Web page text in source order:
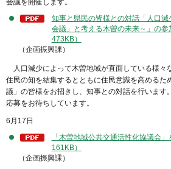
知事と県民の皆様との対話「人口
会議」と考える木曽の未来～」の参
473KB）
（企画振興課）
人口減少によって木曽地域が直面している様々
住民の知を結集するとともに住民意識を高めるた
議」の皆様をお招きし、知事との対話を行います
応募をお待ちしています。
6月17日
「木曽地域公共交通活性化協議会
161KB）
（企画振興課）